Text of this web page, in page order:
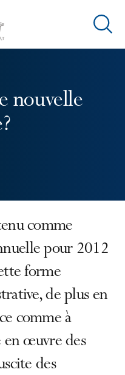
Ouvrir
nouvelle
comme
pour 2012
forme
de plus en
comme à
en œuvre des
des